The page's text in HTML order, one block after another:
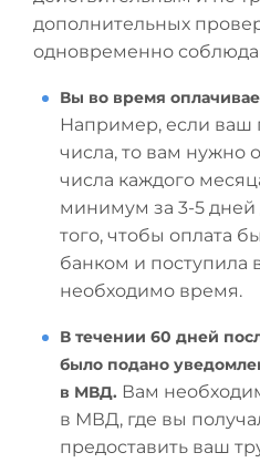
дополнительных
одновременно
Вы во время
Например, если ваш
числа, то вам нужно
числа каждого
минимум за 3-5 дней
того, чтобы оплата
банком и поступила
необходимо время.
В течении 60 дней
было подано
в МВД. Вам
в МВД, где вы
предоставить ваш